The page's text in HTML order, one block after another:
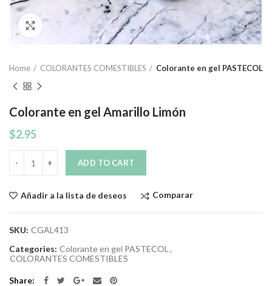
Click to enlarge
Home COLORANTES COMESTIBLES Colorante en gel PASTECOL
Colorante en gel Amarillo Limón
$2.95
ADD TO CART
Añadir a la lista de deseos Comparar
SKU: CGAL413
Categories: Colorante en gel PASTECOL ,
COLORANTES COMESTIBLES
Share